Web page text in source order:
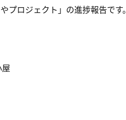
プロジェクト」の進捗報告です。